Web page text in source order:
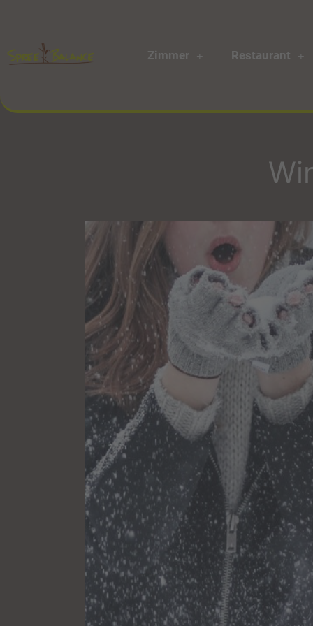
Zimmer Restaurant